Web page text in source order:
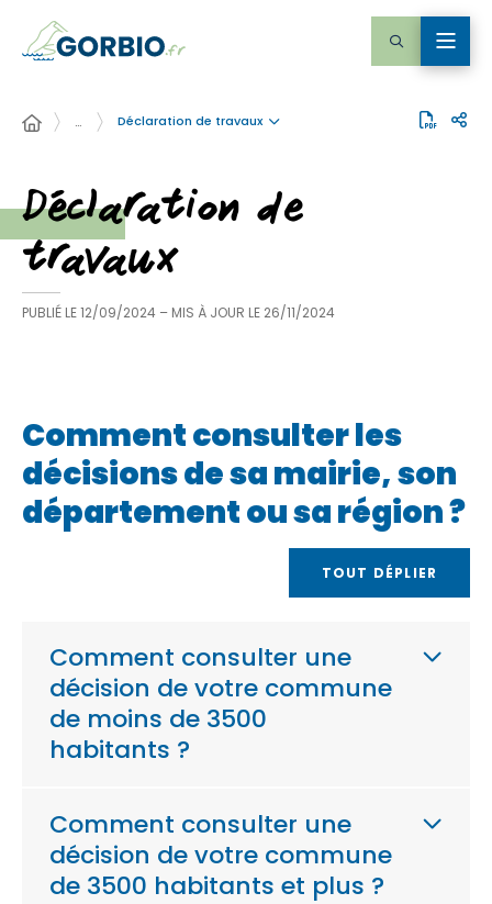
… Déclaration de travaux
Déclaration de
travaux
PUBLIÉ LE12/09/2024 – MIS À JOUR LE 26/11/2024
Comment consulter les
décisions de sa mairie, son
département ou sa région ?
TOUT DÉPLIER
Comment consulter une
décision de votre commune
de moins de 3500
habitants ?
Comment consulter une
décision de votre commune
de 3500 habitants et plus ?